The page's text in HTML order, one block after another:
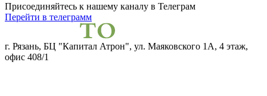
Присоединяйтесь к нашему каналу в Телеграм
Перейти в телеграмм
г. Рязань, БЦ "Капитал Атрон", ул. Маяковского 1А, 4 этаж,
офис 408/1